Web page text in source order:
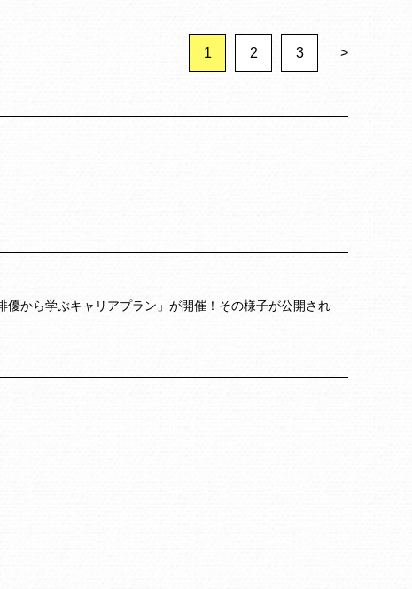
1 2 3 >
から学ぶキャリアプラン」が開催！その様子が公開され